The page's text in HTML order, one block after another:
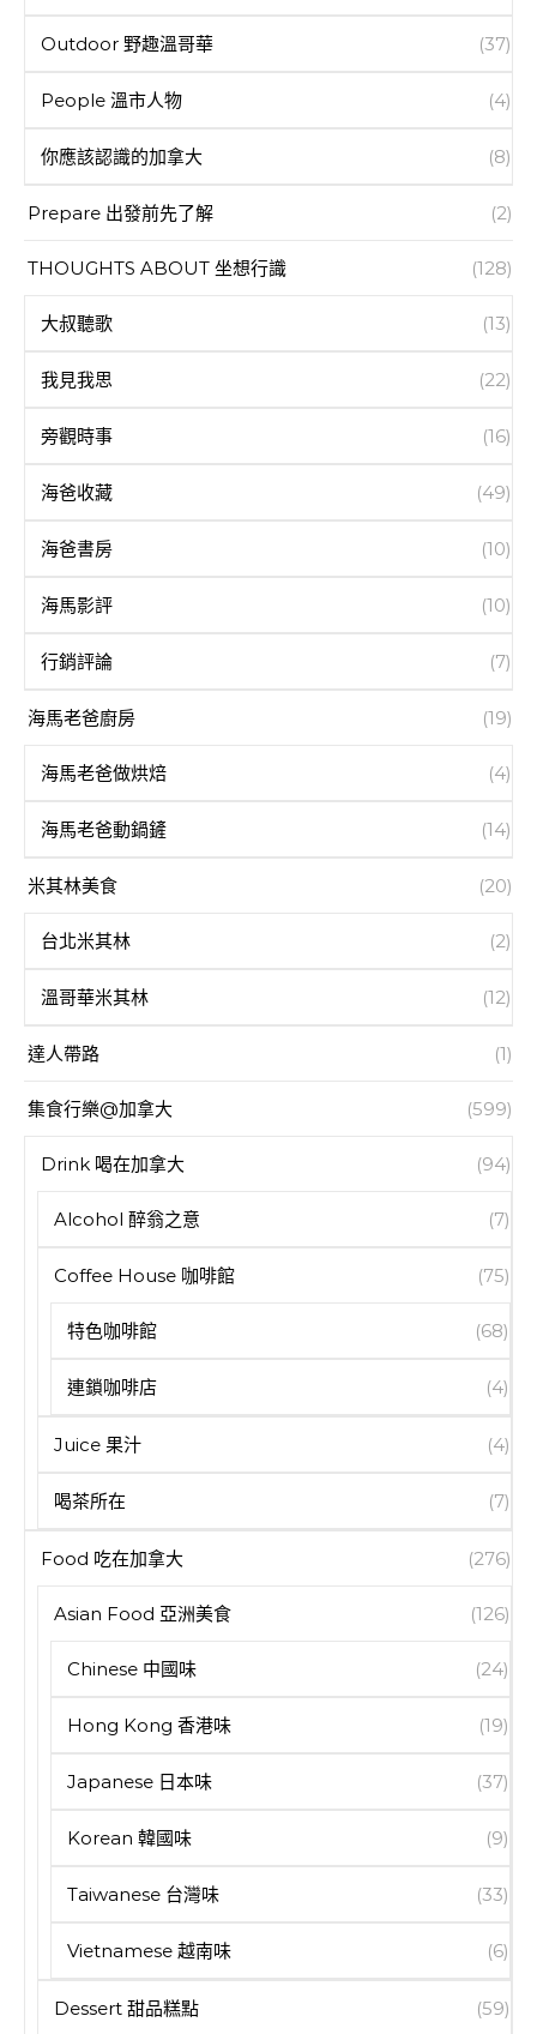
Outdoor 野趣溫哥華 (37)
People 溫市人物 (4)
你應該認識的加拿大 (8)
Prepare 出發前先了解 (2)
THOUGHTS ABOUT 坐想行識 (128)
大叔聽歌 (13)
我見我思 (22)
旁觀時事 (16)
海爸收藏 (49)
海爸書房 (10)
海馬影評 (10)
行銷評論 (7)
海馬老爸廚房 (19)
海馬老爸做烘焙 (4)
海馬老爸動鍋鏟 (14)
米其林美食 (20)
台北米其林 (2)
溫哥華米其林 (12)
達人帶路 (1)
集食行樂@加拿大 (599)
Drink 喝在加拿大 (94)
Alcohol 醉翁之意 (7)
Coffee House 咖啡館 (75)
特色咖啡館 (68)
連鎖咖啡店 (4)
Juice 果汁 (4)
喝茶所在 (7)
Food 吃在加拿大 (276)
Asian Food 亞洲美食 (126)
Chinese 中國味 (24)
Hong Kong 香港味 (19)
Japanese 日本味 (37)
Korean 韓國味 (9)
Taiwanese 台灣味 (33)
Vietnamese 越南味 (6)
Dessert 甜品糕點 (59)